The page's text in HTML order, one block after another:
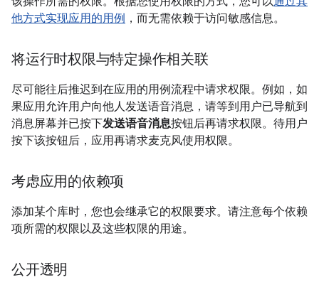
他方式实现应用的用例 ，而无需依赖于访问敏感信息。
将运行时权限与特定操作相关联
尽可能往后推迟到在应用的用例流程中请求权限。例如，如
果应用允许用户向他人发送语音消息，请等到用户已导航到
消息屏幕并已按下发送语音消息按钮后再请求权限。待用户
按下该按钮后，应用再请求麦克风使用权限。
考虑应用的依赖项
添加某个库时，您也会继承它的权限要求。请注意每个依赖
项所需的权限以及这些权限的用途。
公开透明